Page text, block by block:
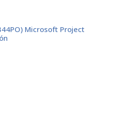
UN PROYECTO
DEL ESQUEMA
DE NÚMEROS DE ESQUEMA
DEPENDENCIAS ENTRE TAREAS
ENTRE TAREAS
dependencias entre tareas
entre tareas
Y DE ADELANTO
Microsoft Project